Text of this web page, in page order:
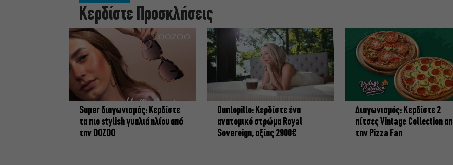
Κερδίστε Προσκλήσεις
Super διαγωνισμός: Κερδίστε
τα πιο stylish γυαλιά ηλίου από
την OOZOO
Dunlopillo: Κερδίστε ένα
ανατομικό στρώμα Royal
Sovereign, αξίας 2900€
Διαγωνισμός: Κερδίστε 2
πίτσες Vintage Collection
την Pizza Fan